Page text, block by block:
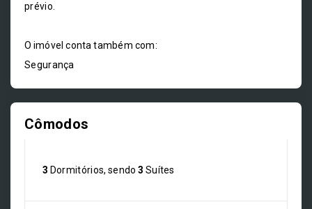
prévio.
O imóvel conta também com:
Segurança
Cômodos
3 Dormitórios, sendo3 Suítes